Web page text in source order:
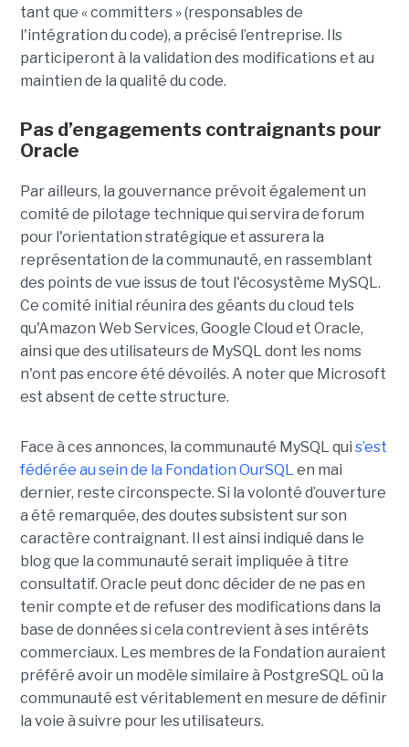
tant que « committers » (responsables de
l'intégration du code), a précisé l’entreprise. Ils
participeront à la validation des modifications et au
maintien de la qualité du code.
Pas d’engagements contraignants pour
Oracle
Par ailleurs, la gouvernance prévoit également un
comité de pilotage technique qui servira de forum
pour l'orientation stratégique et assurera la
représentation de la communauté, en rassemblant
des points de vue issus de tout l'écosystème MySQL.
Ce comité initial réunira des géants du cloud tels
qu'Amazon Web Services, Google Cloud et Oracle,
ainsi que des utilisateurs de MySQL dont les noms
n'ont pas encore été dévoilés. A noter que Microsoft
est absent de cette structure.
Face à ces annonces, la communauté MySQL qui s’est
fédérée au sein de la Fondation OurSQL en mai
dernier, reste circonspecte. Si la volonté d’ouverture
a été remarquée, des doutes subsistent sur son
caractère contraignant. Il est ainsi indiqué dans le
blog que la communauté serait impliquée à titre
consultatif. Oracle peut donc décider de ne pas en
tenir compte et de refuser des modifications dans la
base de données si cela contrevient à ses intérêts
commerciaux. Les membres de la Fondation auraient
préféré avoir un modèle similaire à PostgreSQL où la
communauté est véritablement en mesure de définir
la voie à suivre pour les utilisateurs.